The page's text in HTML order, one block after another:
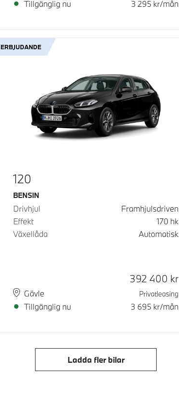
Tillgänglig nu
3 295 kr/mån
ERBJUDANDE
120
Bränsle
BENSIN
Drivhjul
Framhjulsdriven
Effekt
170 hk
Växellåda
Automatisk
PlatsGävle
Leveranstid
Tillgänglig nu
Kontantpris
392 400 kr
Privatleasing
3 695 kr/mån
Ladda fler bilar